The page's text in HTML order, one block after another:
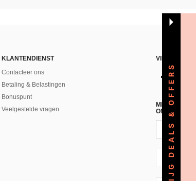
KLANTENDIENST
Contacteer ons
Betaling & Belastingen
Bonuspunt
Veelgestelde vragen
VIND ONS
MELD JE A
NL + 31
KRIJG DEALS & OFFERS